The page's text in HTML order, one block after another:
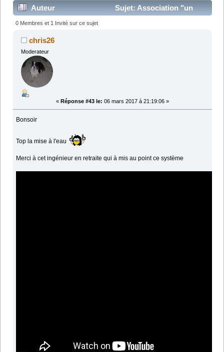
Auteur
Sujet: Association "un
fauteuil à la mer" Hopital Renée Sabran 83400 Giens
(Lu 51409 fois)
0 Membres et 1 Invité sur ce sujet
chris26
Moderateur
« Réponse #43 le: 06 mars 2017 à 21:19:06 »
Bonsoir
Top la mise à l'eau
Merci à cet ingénieur en retraite qui à mis au point ce système